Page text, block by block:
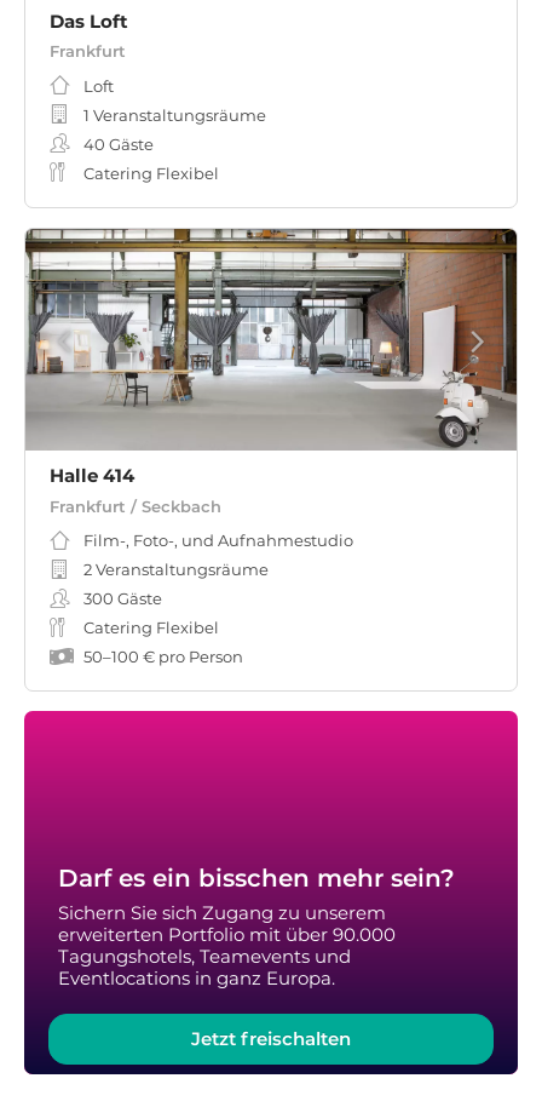
Das Loft
Frankfurt
Loft
1 Veranstaltungsräume
40 Gäste
Catering Flexibel
Halle 414
Frankfurt / Seckbach
Film-, Foto-, und Aufnahmestudio
2 Veranstaltungsräume
300 Gäste
Catering Flexibel
50–100 € pro Person
Darf es ein bisschen mehr sein?
Sichern Sie sich Zugang zu unserem
erweiterten Portfolio mit über 90.000
Tagungshotels, Teamevents und
Eventlocations in ganz Europa.
Jetzt freischalten